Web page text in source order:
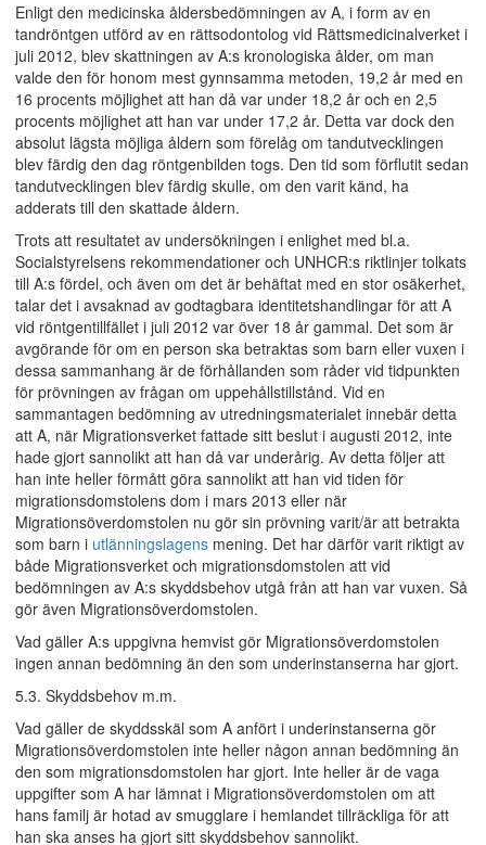
Enligt den medicinska åldersbedömningen av A, i form av en
tandröntgen utförd av en rättsodontolog vid Rättsmedicinalverket i
juli 2012, blev skattningen av A:s kronologiska ålder, om man
valde den för honom mest gynnsamma metoden, 19,2 år med en
16 procents möjlighet att han då var under 18,2 år och en 2,5
procents möjlighet att han var under 17,2 år. Detta var dock den
absolut lägsta möjliga åldern som förelåg om tandutvecklingen
blev färdig den dag röntgenbilden togs. Den tid som förflutit sedan
tandutvecklingen blev färdig skulle, om den varit känd, ha
adderats till den skattade åldern.
Trots att resultatet av undersökningen i enlighet med bl.a.
Socialstyrelsens rekommendationer och UNHCR:s riktlinjer tolkats
till A:s fördel, och även om det är behäftat med en stor osäkerhet,
talar det i avsaknad av godtagbara identitetshandlingar för att A
vid röntgentillfället i juli 2012 var över 18 år gammal. Det som är
avgörande för om en person ska betraktas som barn eller vuxen i
dessa sammanhang är de förhållanden som råder vid tidpunkten
för prövningen av frågan om uppehållstillstånd. Vid en
sammantagen bedömning av utredningsmaterialet innebär detta
att A, när Migrationsverket fattade sitt beslut i augusti 2012, inte
hade gjort sannolikt att han då var underårig. Av detta följer att
han inte heller förmått göra sannolikt att han vid tiden för
migrationsdomstolens dom i mars 2013 eller när
Migrationsöverdomstolen nu gör sin prövning varit/är att betrakta
som barn i utlänningslagens mening. Det har därför varit riktigt av
både Migrationsverket och migrationsdomstolen att vid
bedömningen av A:s skyddsbehov utgå från att han var vuxen. Så
gör även Migrationsöverdomstolen.
Vad gäller A:s uppgivna hemvist gör Migrationsöverdomstolen
ingen annan bedömning än den som underinstanserna har gjort.
5.3. Skyddsbehov m.m.
Vad gäller de skyddsskäl som A anfört i underinstanserna gör
Migrationsöverdomstolen inte heller någon annan bedömning än
den som migrationsdomstolen har gjort. Inte heller är de vaga
uppgifter som A har lämnat i Migrationsöverdomstolen om att
hans familj är hotad av smugglare i hemlandet tillräckliga för att
han ska anses ha gjort sitt skyddsbehov sannolikt.